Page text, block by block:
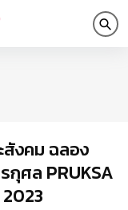
งคม ฉลอง
กุศล PRUKSA